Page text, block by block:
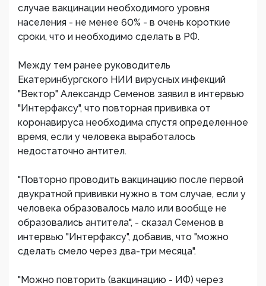
случае вакцинации необходимого уровня
населения - не менее 60% - в очень короткие
сроки, что и необходимо сделать в РФ.
Между тем ранее руководитель
Екатеринбургского НИИ вирусных инфекций
"Вектор" Александр Семенов заявил в интервью
"Интерфаксу", что повторная прививка от
коронавируса необходима спустя определенное
время, если у человека выработалось
недостаточно антител.
"Повторно проводить вакцинацию после первой
двукратной прививки нужно в том случае, если у
человека образовалось мало или вообще не
образовались антитела", - сказал Семенов в
интервью "Интерфаксу", добавив, что "можно
сделать смело через два-три месяца".
"Можно повторить (вакцинацию - ИФ) через